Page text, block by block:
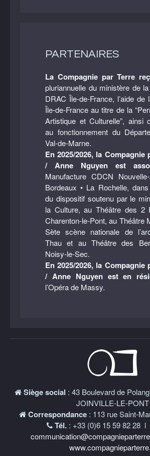
PARTENAIRES
La Compagnie par Terre
pluriannuelle du ministère de
DRAC Île-de-France, l’aide de
Île-de-France au titre de la
Artistique et Culturelle”, ainsi
au fonctionnement du
Val-de-Marne.
En 2025/2026, la Compagnie
/ Anne Nguyen est
Manufacture CDCN Nouvelle-
Bordeaux • La Rochelle,
du dispositif soutenu par le
la Culture, au Théâtre des 2
Charenton-le-Pont, au Théâtre
Sète scène nationale de
Thau et au Théâtre des
Noisy-le-Sec.
En 2025/2026, la Compagnie
/ Anne Nguyen est en
l’Opéra de Massy.
Siège social : 43 Boulevard de
JOINVILLE-LE-PONT
Correspondance: 113 rue Saint-
Tél.: +33 (0)6 15 59 82 28 l